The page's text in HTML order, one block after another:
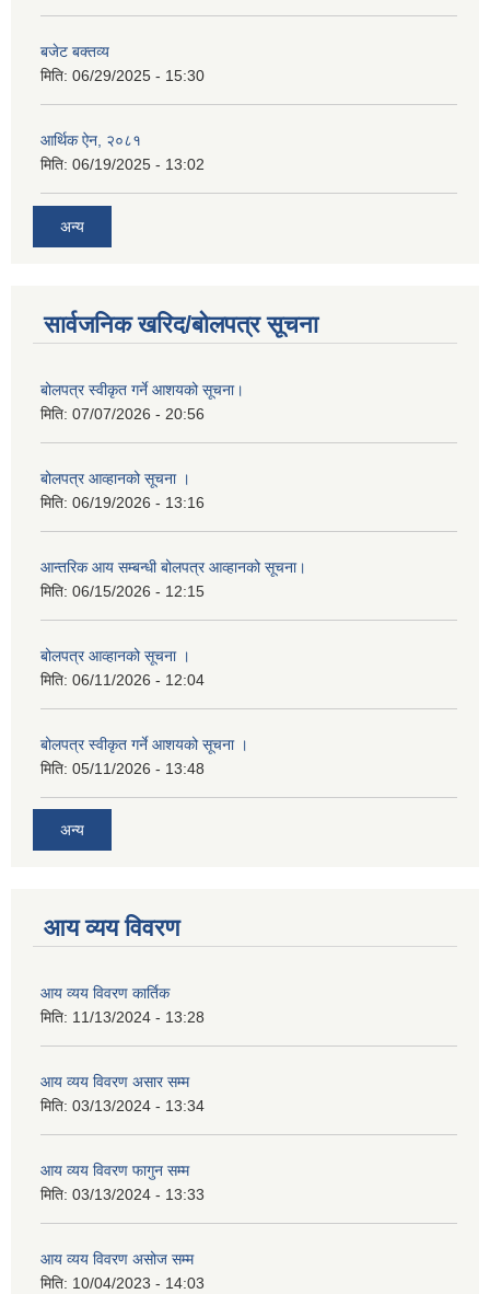
बजेट बक्तव्य
मिति: 06/29/2025 - 15:30
आर्थिक ऐन, २०८१
मिति: 06/19/2025 - 13:02
अन्य
सार्वजनिक खरिद/बोलपत्र सूचना
बोलपत्र स्वीकृत गर्ने आशयको सूचना।
मिति: 07/07/2026 - 20:56
बोलपत्र आव्हानको सूचना ।
मिति: 06/19/2026 - 13:16
आन्तरिक आय सम्बन्धी बोलपत्र आव्हानको सूचना।
मिति: 06/15/2026 - 12:15
बोलपत्र आव्हानको सूचना ।
मिति: 06/11/2026 - 12:04
बोलपत्र स्वीकृत गर्ने आशयको सूचना ।
मिति: 05/11/2026 - 13:48
अन्य
आय व्यय विवरण
आय व्यय विवरण कार्तिक
मिति: 11/13/2024 - 13:28
आय व्यय विवरण असार सम्म
मिति: 03/13/2024 - 13:34
आय व्यय विवरण फागुन सम्म
मिति: 03/13/2024 - 13:33
आय व्यय विवरण असोज सम्म
मिति: 10/04/2023 - 14:03